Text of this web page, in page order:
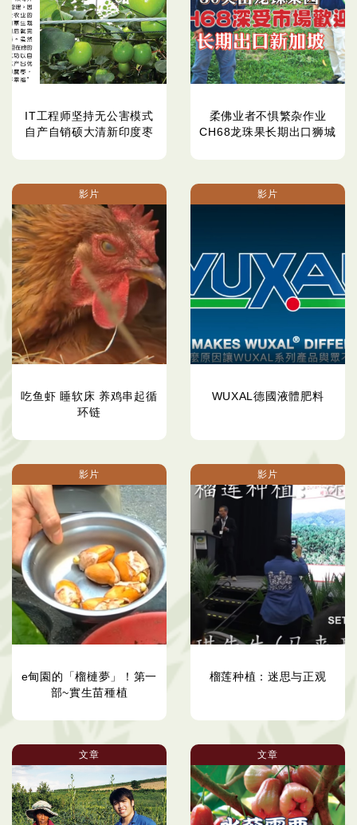
IT工程师坚持无公害模式
自产自销硕大清新印度枣
柔佛业者不惧繁杂作业
CH68龙珠果长期出口狮城
影片
吃鱼虾 睡软床 养鸡串起循
环链
影片
WUXAL德國液體肥料
影片
e甸園的「榴槤夢」！第一
部~實生苗種植
影片
榴莲种植：迷思与正观
文章 文章